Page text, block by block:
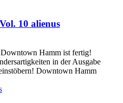
10 alienus
Hamm ist fertig!
in der Ausgabe
Downtown Hamm